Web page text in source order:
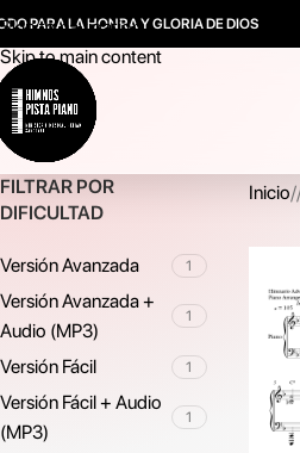
Skip to navigation
Skip to main content
PARA LA HONRA Y GLORIA DE DIOS
FILTRAR POR
DIFICULTAD
Versión Avanzada 1
Versión Avanzada +
Audio (MP3)
1
Versión Fácil 1
Versión Fácil + Audio
(MP3)
1
Inicio/